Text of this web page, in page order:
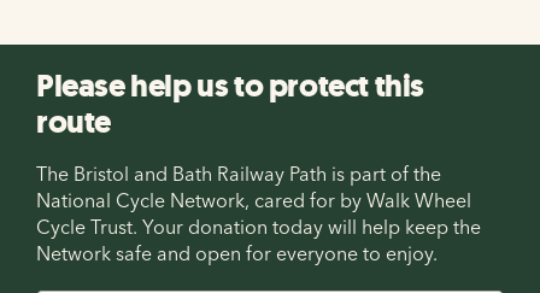
Please help us to protect this
route
The Bristol and Bath Railway Path is part of the
National Cycle Network, cared for by Walk Wheel
Cycle Trust. Your donation today will help keep the
Network safe and open for everyone to enjoy.